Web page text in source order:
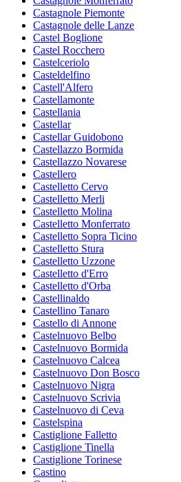
Castagnole Piemonte
Castagnole delle Lanze
Castel Boglione
Castel Rocchero
Castelceriolo
Casteldelfino
Castell'Alfero
Castellamonte
Castellania
Castellar
Castellar Guidobono
Castellazzo Bormida
Castellazzo Novarese
Castellero
Castelletto Cervo
Castelletto Merli
Castelletto Molina
Castelletto Monferrato
Castelletto Sopra Ticino
Castelletto Stura
Castelletto Uzzone
Castelletto d'Erro
Castelletto d'Orba
Castellinaldo
Castellino Tanaro
Castello di Annone
Castelnuovo Belbo
Castelnuovo Bormida
Castelnuovo Calcea
Castelnuovo Don Bosco
Castelnuovo Nigra
Castelnuovo Scrivia
Castelnuovo di Ceva
Castelspina
Castiglione Falletto
Castiglione Tinella
Castiglione Torinese
Castino